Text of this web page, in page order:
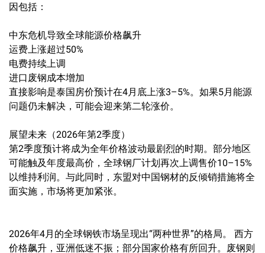
因包括：
中东危机导致全球能源价格飙升
运费上涨超过50%
电费持续上调
进口废钢成本增加
直接影响是泰国房价预计在4月底上涨3–5%。如果5月能源
问题仍未解决，可能会迎来第二轮涨价。
展望未来（2026年第2季度）
第2季度预计将成为全年价格波动最剧烈的时期。部分地区
可能触及年度最高价，全球钢厂计划再次上调售价10–15%
以维持利润。与此同时，东盟对中国钢材的反倾销措施将全
面实施，市场将更加紧张。
2026年4月的全球钢铁市场呈现出“两种世界”的格局。 西方
价格飙升，亚洲低迷不振；部分国家价格有所回升。废钢则